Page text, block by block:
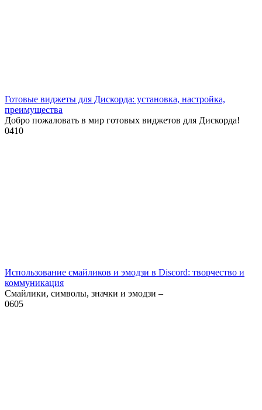
Готовые виджеты для Дискорда: установка, настройка,
преимущества
Добро пожаловать в мир готовых виджетов для Дискорда!
0410
Использование смайликов и эмодзи в Discord: творчество и
коммуникация
Смайлики, символы, значки и эмодзи –
0605